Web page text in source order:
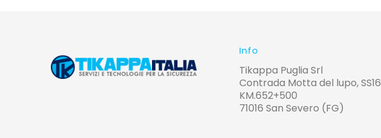
Info
Tikappa Puglia Srl
Contrada Motta del lupo, SS16
KM.652+500
71016 San Severo (FG)